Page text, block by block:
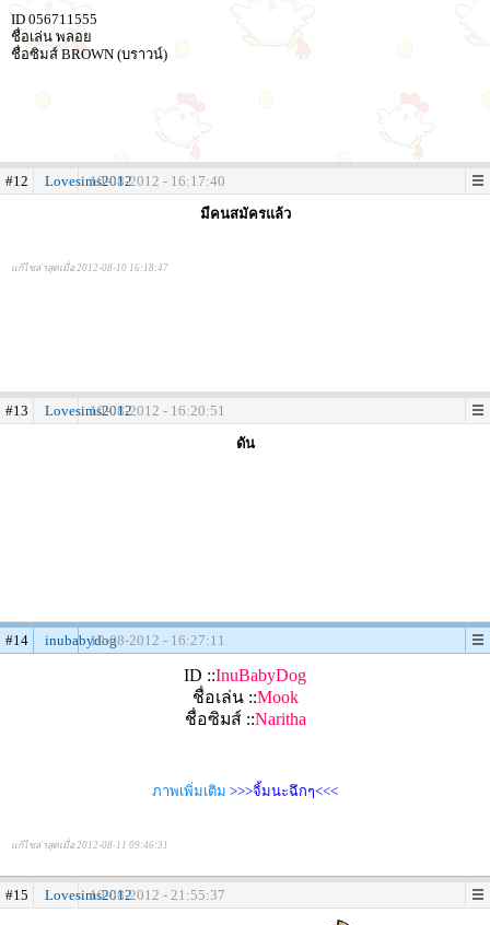
ID 056711555
ชื่อเล่น พลอย
ชื่อซิมส์ BROWN (บราวน์)
#12 Lovesims201210-08-2012 - 16:17:40
มีคนสมัครแล้ว
แก้ไขล่าสุดเมื่อ 2012-08-10 16:18:47
#13 Lovesims201210-08-2012 - 16:20:51
ดัน
#14 inubabydog10-08-2012 - 16:27:11
ID ::InuBabyDog
ชื่อเล่น ::Mook
ชื่อซิมส์ ::Naritha
ภาพเพิ่มเติม >>>จิ้มนะฉึกๆ<<<
แก้ไขล่าสุดเมื่อ 2012-08-11 09:46:31
#15 Lovesims201210-08-2012 - 21:55:37